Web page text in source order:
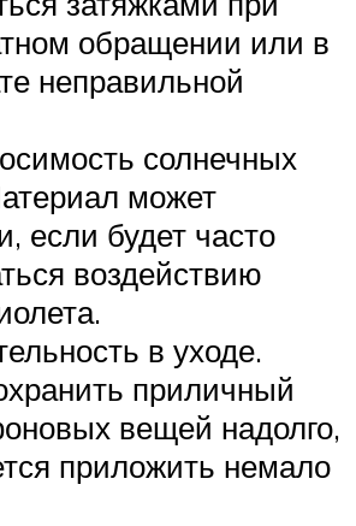
обращении или в
неправильной
солнечных
может
если будет часто
воздействию
в уходе.
приличный
вещей надолго,
приложить немало